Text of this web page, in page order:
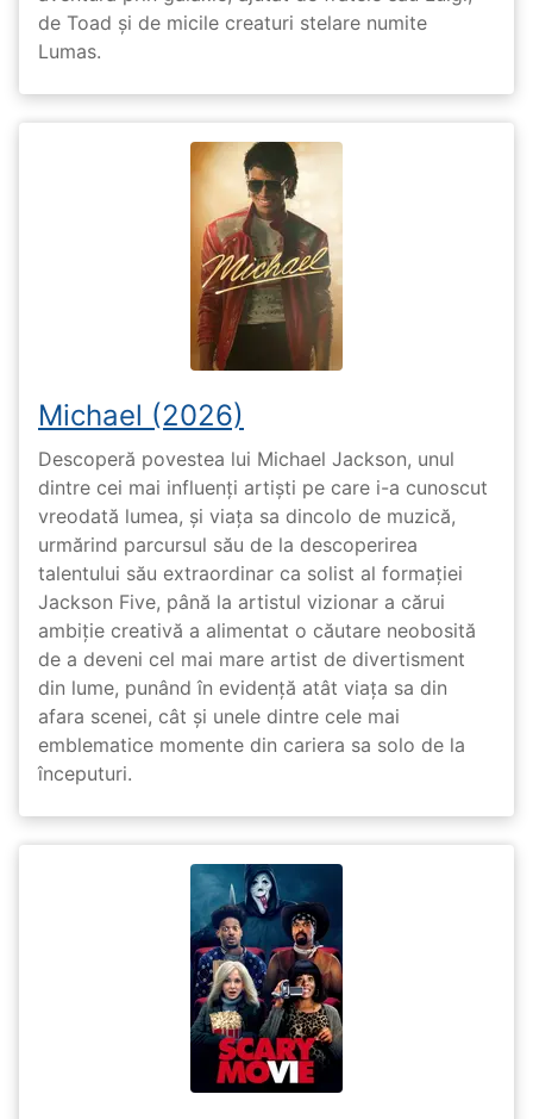
de Toad și de micile creaturi stelare numite
Lumas.
Michael (2026)
Descoperă povestea lui Michael Jackson, unul
dintre cei mai influenți artiști pe care i-a cunoscut
vreodată lumea, și viața sa dincolo de muzică,
urmărind parcursul său de la descoperirea
talentului său extraordinar ca solist al formației
Jackson Five, până la artistul vizionar a cărui
ambiție creativă a alimentat o căutare neobosită
de a deveni cel mai mare artist de divertisment
din lume, punând în evidență atât viața sa din
afara scenei, cât și unele dintre cele mai
emblematice momente din cariera sa solo de la
începuturi.